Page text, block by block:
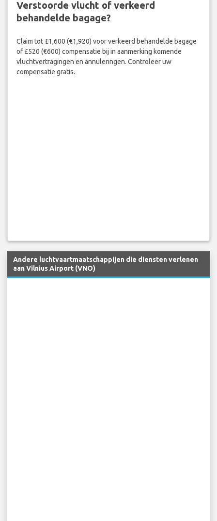
Verstoorde vlucht of verkeerd
behandelde bagage?
Claim tot £1,600 (€1,920) voor verkeerd behandelde bagage
of £520 (€600) compensatie bij in aanmerking komende
vluchtvertragingen en annuleringen. Controleer uw
compensatie gratis.
Andere luchtvaartmaatschappijen die diensten verlenen
aan Vilnius Airport (VNO)